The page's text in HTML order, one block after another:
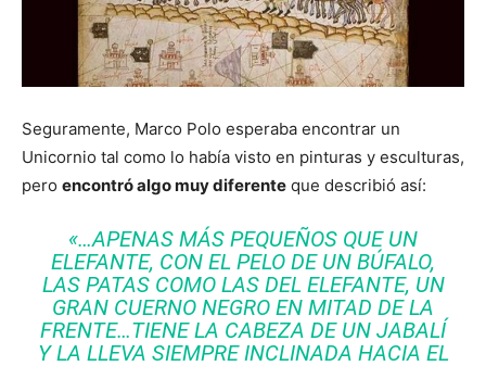
Seguramente, Marco Polo esperaba encontrar un
Unicornio tal como lo había visto en pinturas y esculturas,
pero encontró algo muy diferente que describió así:
«…APENAS MÁS PEQUEÑOS QUE UN
ELEFANTE, CON EL PELO DE UN BÚFALO,
LAS PATAS COMO LAS DEL ELEFANTE, UN
GRAN CUERNO NEGRO EN MITAD DE LA
FRENTE…TIENE LA CABEZA DE UN JABALÍ
Y LA LLEVA SIEMPRE INCLINADA HACIA EL